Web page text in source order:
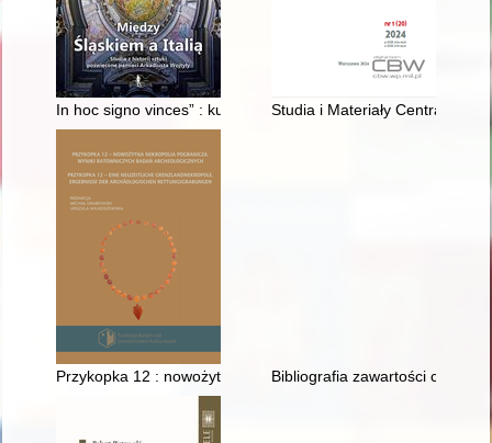
In hoc signo vinces” : kult Matki Boskiej Różańcowej
Studia i Materiały Centralnej
Przykopka 12 : nowożytna nekropolia pogranicza : wyniki
Bibliografia zawartości